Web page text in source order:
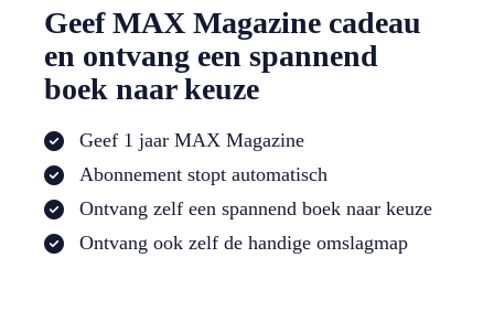
Geef MAX Magazine cadeau
en ontvang een spannend
boek naar keuze
Geef 1 jaar MAX Magazine
Abonnement stopt automatisch
Ontvang zelf een spannend boek naar keuze
Ontvang ook zelf de handige omslagmap